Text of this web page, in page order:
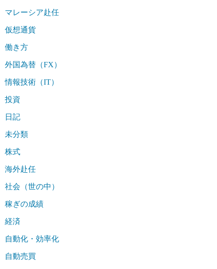
マレーシア赴任
仮想通貨
働き方
外国為替（FX）
情報技術（IT）
投資
日記
未分類
株式
海外赴任
社会（世の中）
稼ぎの成績
経済
自動化・効率化
自動売買